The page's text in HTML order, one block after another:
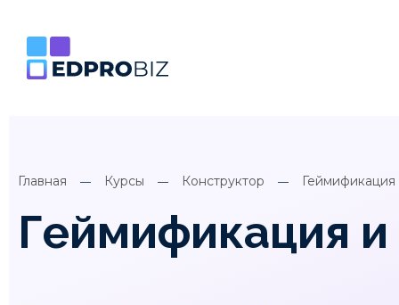
Главная Курсы Конструктор
Геймификация